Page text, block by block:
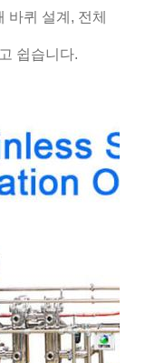
바퀴 설계, 전체
쉽습니다.